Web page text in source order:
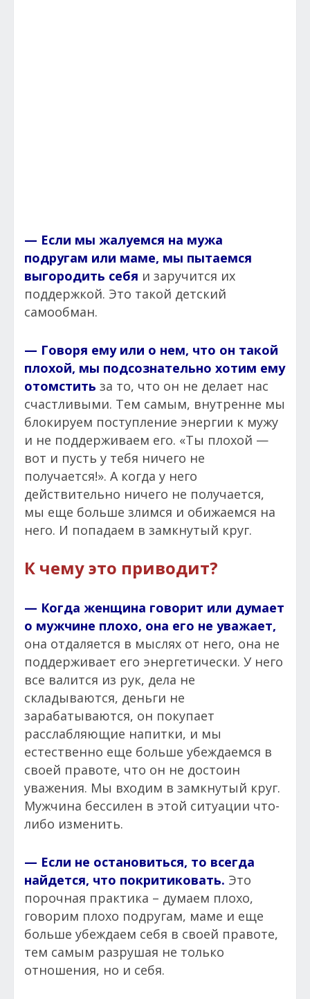
— Если мы жалуемся на мужа
подругам или маме, мы пытаемся
выгородить себя и заручится их
поддержкой. Это такой детский
самообман.
— Говоря ему или о нем, что он такой
плохой, мы подсознательно хотим ему
отомстить за то, что он не делает нас
счастливыми. Тем самым, внутренне мы
блокируем поступление энергии к мужу
и не поддерживаем его. «Ты плохой —
вот и пусть у тебя ничего не
получается!». А когда у него
действительно ничего не получается,
мы еще больше злимся и обижаемся на
него. И попадаем в замкнутый круг.
К чему это приводит?
— Когда женщина говорит или думает
о мужчине плохо, она его не уважает,
она отдаляется в мыслях от него, она не
поддерживает его энергетически. У него
все валится из рук, дела не
складываются, деньги не
зарабатываются, он покупает
расслабляющие напитки, и мы
естественно еще больше убеждаемся в
своей правоте, что он не достоин
уважения. Мы входим в замкнутый круг.
Мужчина бессилен в этой ситуации что-
либо изменить.
— Если не остановиться, то всегда
найдется, что покритиковать. Это
порочная практика – думаем плохо,
говорим плохо подругам, маме и еще
больше убеждаем себя в своей правоте,
тем самым разрушая не только
отношения, но и себя.